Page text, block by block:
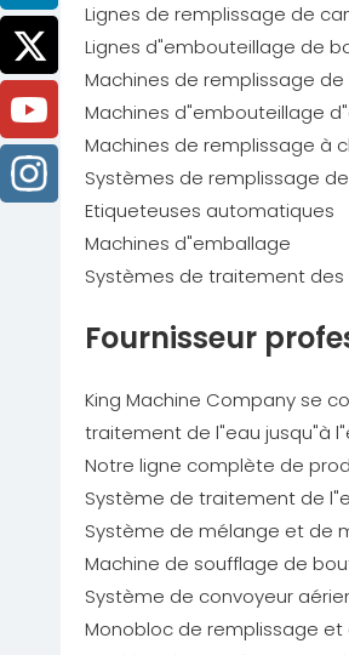
Lignes de remplissage de
Lignes d"embouteillage de
Machines de remplissage
Machines d"embouteillage
Machines de remplissage à
Systèmes de remplissage
Etiqueteuses automatiques
Machines d"emballage
Systèmes de traitement des
Fournisseur
King Machine Company se
traitement de l"eau jusqu"à
Notre ligne complète de
Système de traitement de
Système de mélange et de
Machine de soufflage de
Système de convoyeur
Monobloc de remplissage